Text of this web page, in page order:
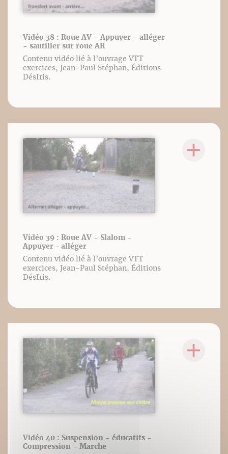
Vidéo 38 : Roue AV - Appuyer - alléger
- sautiller sur roue AR
Contenu vidéo lié à l’ouvrage VTT
exercices, Jean-Paul Stéphan, Éditions
DésIris.
Vidéo 39 : Roue AV - Slalom -
Appuyer - alléger
Contenu vidéo lié à l’ouvrage VTT
exercices, Jean-Paul Stéphan, Éditions
DésIris.
Vidéo 40 : Suspension - éducatifs -
Compression - Marche